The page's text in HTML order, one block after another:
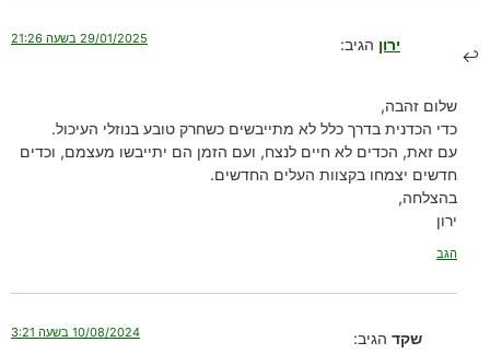
ירון הגיב: 29/01/2025 בשעה 21:26
שלום זהבה,
כדי הכדנית בדרך כלל לא מתייבשים כשחרק טובע בנוזלי העיכול.
עם זאת, הכדים לא חיים לנצח, ועם הזמן הם יתייבשו מעצמם, וכדים
חדשים יצמחו בקצוות העלים החדשים.
בהצלחה,
ירון
הגב
שקד הגיב: 10/08/2024 בשעה 3:21